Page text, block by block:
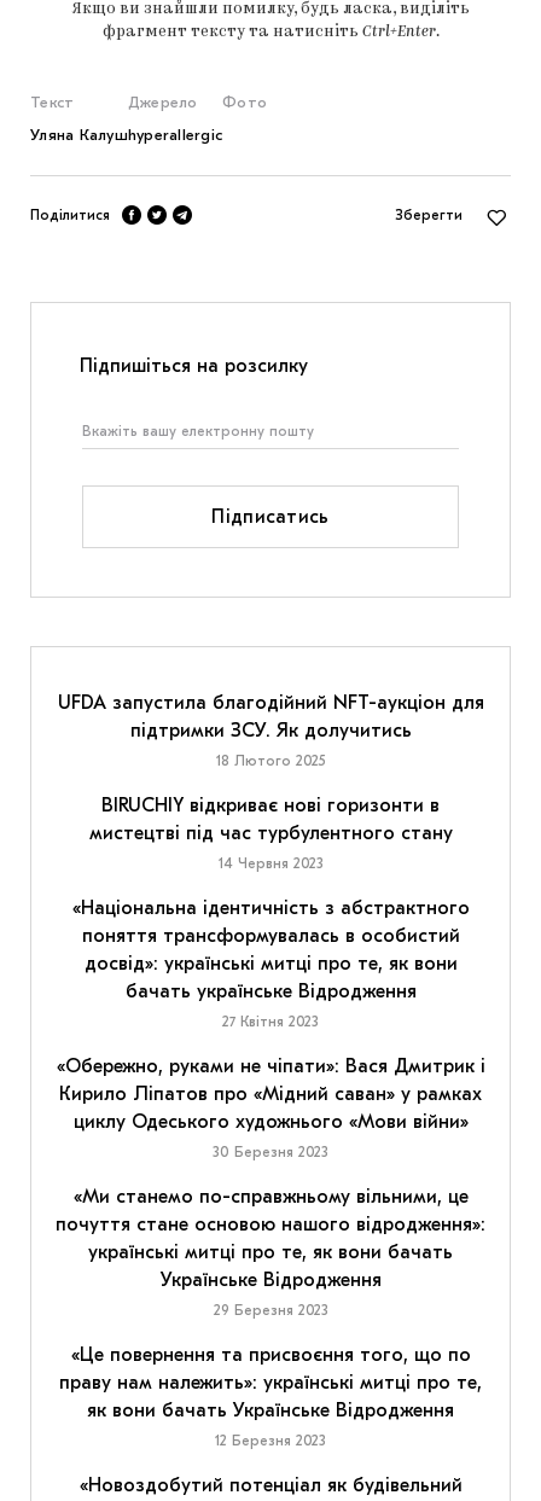
Якщо ви знайшли помилку, будь ласка, виділіть
фрагмент тексту та натисніть Ctrl+Enter.
Текст
Уляна Калуш
Джерело
hyperallergic
Фото
Поділитися Зберегти
Підпишіться на розсилку
Підписатись
UFDA запустила благодійний NFT-аукціон для
підтримки ЗСУ. Як долучитись
18 Лютого 2025
BIRUCHIY відкриває нові горизонти в
мистецтві під час турбулентного стану
14 Червня 2023
«Національна ідентичність з абстрактного
поняття трансформувалась в особистий
досвід»: українські митці про те, як вони
бачать українське Відродження
27 Квітня 2023
«Обережно, руками не чіпати»: Вася Дмитрик і
Кирило Ліпатов про «Мідний саван» у рамках
циклу Одеського художнього «Мови війни»
30 Березня 2023
«Ми станемо по-справжньому вільними, це
почуття стане основою нашого відродження»:
українські митці про те, як вони бачать
Українське Відродження
29 Березня 2023
«Це повернення та присвоєння того, що по
праву нам належить»: українські митці про те,
як вони бачать Українське Відродження
12 Березня 2023
«Новоздобутий потенціал як будівельний